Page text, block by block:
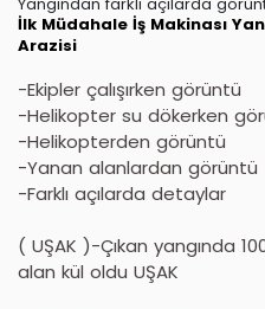
İlk Müdahale İş Makinası
Arazisi
-Ekipler çalışırken görüntü
-Helikopter su dökerken
-Helikopterden görüntü
-Yanan alanlardan görüntü
-Farklı açılarda detaylar
( UŞAK )-Çıkan yangında
alan kül oldu UŞAK